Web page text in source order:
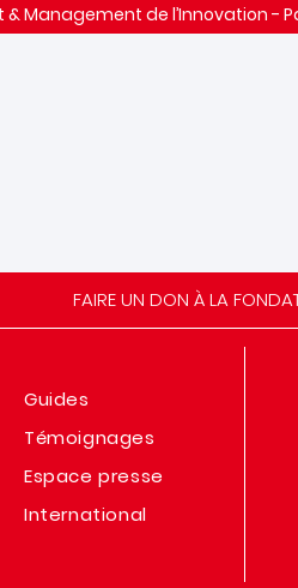
Management de l’Innovation -
FAIRE UN DON À LA
Guides
Témoignages
Espace presse
International